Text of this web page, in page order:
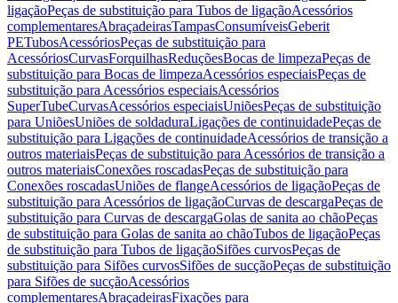
ligaçãoPeças de substituição para Tubos de ligaçãoAcessórios
complementaresAbraçadeirasTampasConsumíveisGeberit
PETubosAcessóriosPeças de substituição para
AcessóriosCurvasForquilhasReduçõesBocas de limpezaPeças de
substituição para Bocas de limpezaAcessórios especiaisPeças de
substituição para Acessórios especiaisAcessórios
SuperTubeCurvasAcessórios especiaisUniõesPeças de substituição
para UniõesUniões de soldaduraLigações de continuidadePeças de
substituição para Ligações de continuidadeAcessórios de transição a
outros materiaisPeças de substituição para Acessórios de transição a
outros materiaisConexões roscadasPeças de substituição para
Conexões roscadasUniões de flangeAcessórios de ligaçãoPeças de
substituição para Acessórios de ligaçãoCurvas de descargaPeças de
substituição para Curvas de descargaGolas de sanita ao chãoPeças
de substituição para Golas de sanita ao chãoTubos de ligaçãoPeças
de substituição para Tubos de ligaçãoSifões curvosPeças de
substituição para Sifões curvosSifões de sucçãoPeças de substituição
para Sifões de sucçãoAcessórios
complementaresAbraçadeirasFixações para